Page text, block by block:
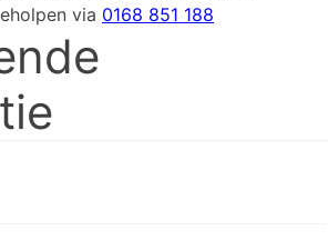
via 0168 851 188